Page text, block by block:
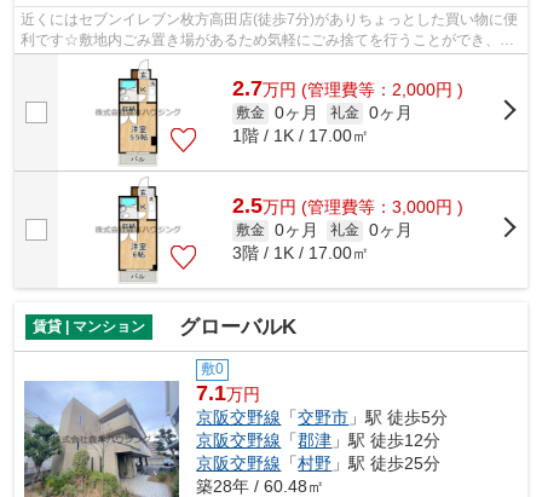
近くにはセブンイレブン枚方高田店(徒歩7分)がありちょっとした買い物に便
利です☆敷地内ごみ置き場があるため気軽にごみ捨てを行うことができ、ゴ
ミの多い時も安心です☆空気の入れ替え...
2.7万円 (管理費等：2,000円 )
敷金 0ヶ月 礼金 0ヶ月
1階 / 1K / 17.00㎡
2.5万円 (管理費等：3,000円 )
敷金 0ヶ月 礼金 0ヶ月
3階 / 1K / 17.00㎡
賃貸 | マンション グローバルK
敷0
7.1万円
京阪交野線 「交野市 」駅 徒歩5分
京阪交野線 「郡津 」駅 徒歩12分
京阪交野線 「村野 」駅 徒歩25分
築28年 / 60.48㎡